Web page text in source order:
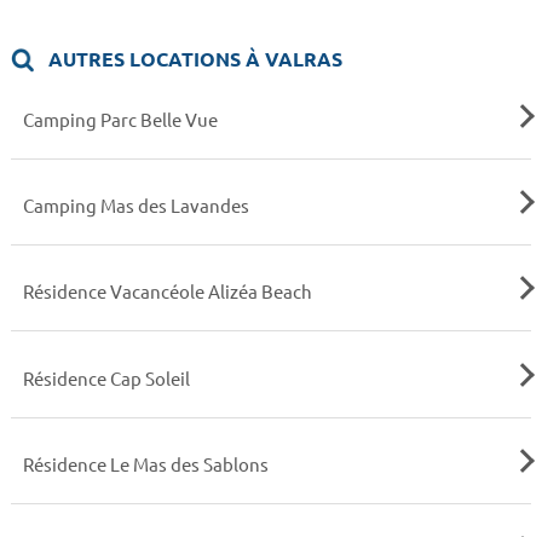
AUTRES LOCATIONS À VALRAS
Camping Parc Belle Vue
Camping Mas des Lavandes
Résidence Vacancéole Alizéa Beach
Résidence Cap Soleil
Résidence Le Mas des Sablons